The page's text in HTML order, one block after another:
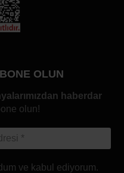
OLUN
haberdar
olun!
ve kabul ediyorum.